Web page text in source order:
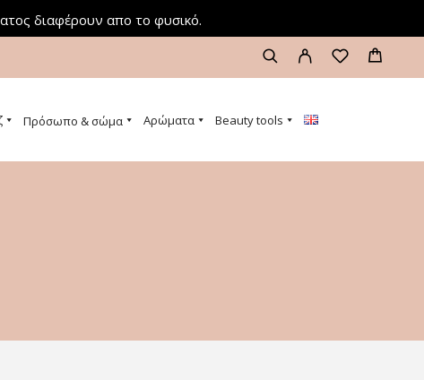
διαφέρουν απο το φυσικό.
Πρόσωπο & σώμα Αρώματα Beauty tools